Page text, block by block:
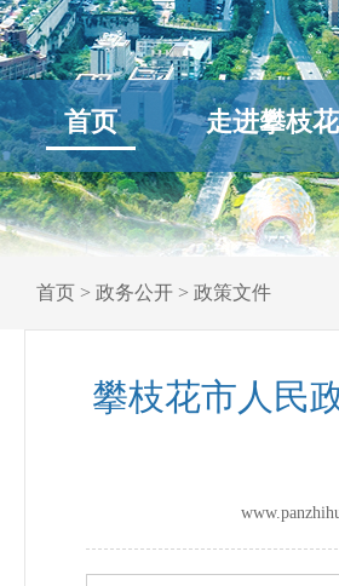
首页 走进攀枝花
首页 > 政务公开 > 政策文件
攀枝花市人民